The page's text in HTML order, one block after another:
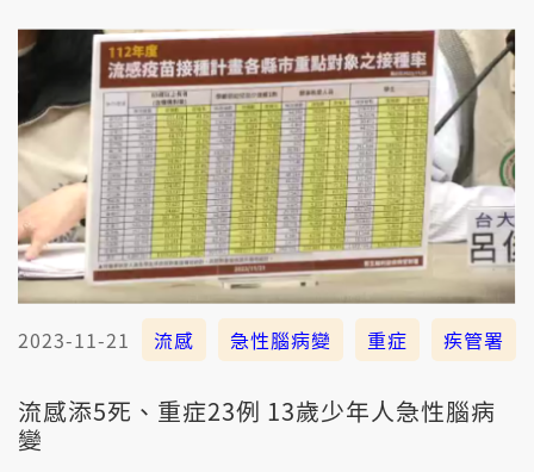
2023-11-21 流感 急性腦病變 重症 疾管署
流感添5死、重症23例 13歲少年人急性腦病
變